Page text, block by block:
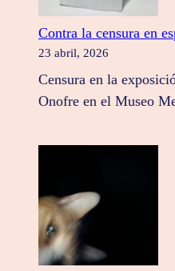
Contra la censura en
23 abril, 2026
Censura en la
Onofre en el Museo